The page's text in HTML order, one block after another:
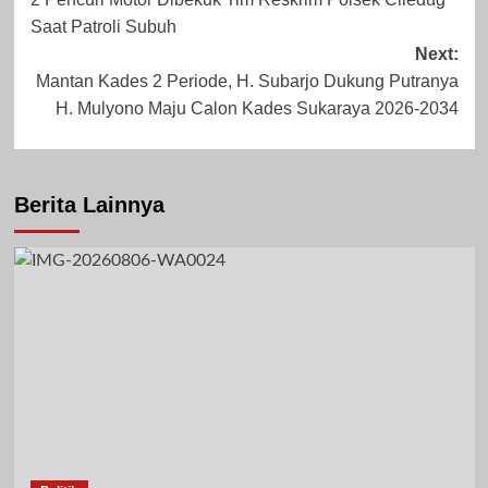
2023
2023
navigation
Saat Patroli Subuh
Next:
Mantan Kades 2 Periode, H. Subarjo Dukung Putranya
H. Mulyono Maju Calon Kades Sukaraya 2026-2034
Berita Lainnya